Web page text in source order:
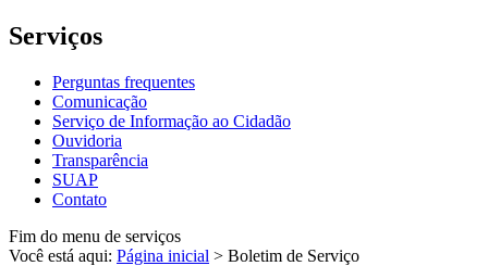
Serviços
Perguntas frequentes
Comunicação
Serviço de Informação ao Cidadão
Ouvidoria
Transparência
SUAP
Contato
Fim do menu de serviços
Você está aqui: Página inicial > Boletim de Serviço